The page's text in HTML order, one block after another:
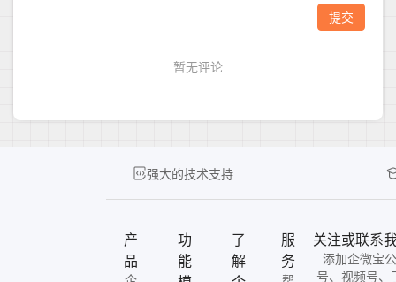
强大的技术支持
产
品
功
能
了
解
服
务
关注或联系
添加企微宝
号、视频号、